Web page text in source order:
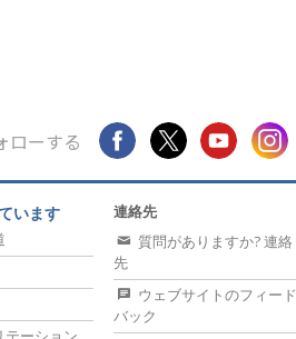
ローする
います
連絡先
質問がありますか? 連絡
先
ウェブサイトのフィード
バック